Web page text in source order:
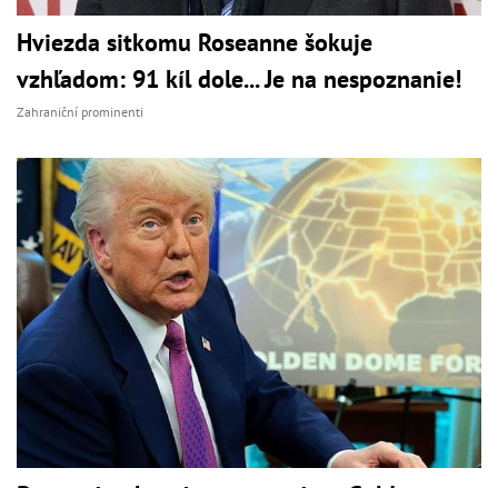
Hviezda sitkomu Roseanne šokuje
vzhľadom: 91 kíl dole... Je na nespoznanie!
Zahraniční prominenti